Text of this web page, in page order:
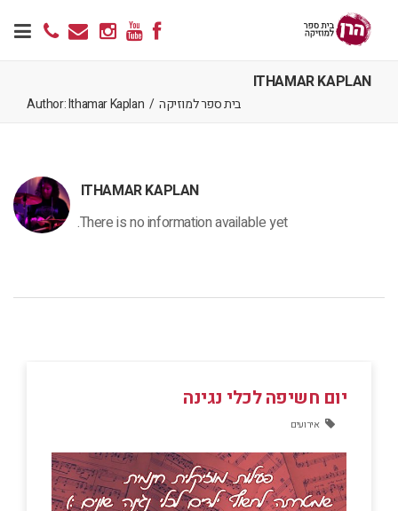
ITHAMAR KAPLAN
בית ספר למוזיקה /
Author: Ithamar Kaplan
ITHAMAR KAPLAN
There is no information available yet.
יום חשיפה לכלי נגינה
אירועים